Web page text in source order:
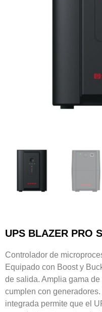
UPS BLAZER PRO
Controlador de
Equipado con Boost y
de salida. Amplia gama
cumplen con
integrada permite que el